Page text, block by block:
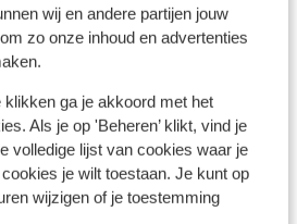
wij en andere partijen jouw
zo onze inhoud en advertenties
ga je akkoord met het
Als je op 'Beheren’ klikt, vind je
volledige lijst van cookies waar je
je wilt toestaan. Je kunt op
wijzigen of je toestemming
in Costa